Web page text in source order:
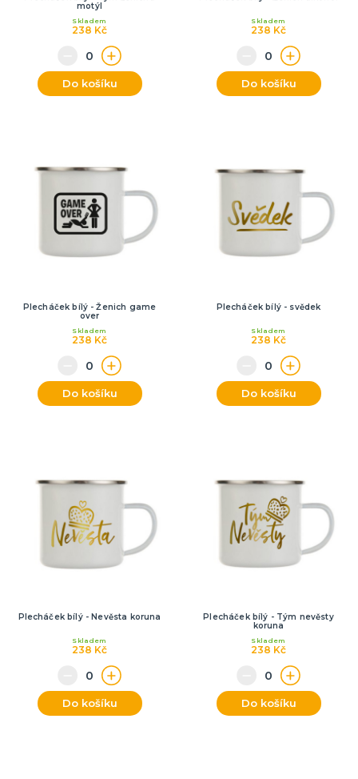
motýl
238 Kč
Skladem
Do košíku
238 Kč
Skladem
Do košíku
Plecháček bílý - Ženich game
over
238 Kč
Skladem
Do košíku
Plecháček bílý - svědek
238 Kč
Skladem
Do košíku
Plecháček bílý - Nevěsta koruna
238 Kč
Skladem
Do košíku
Plecháček bílý - Tým nevěsty
koruna
238 Kč
Skladem
Do košíku